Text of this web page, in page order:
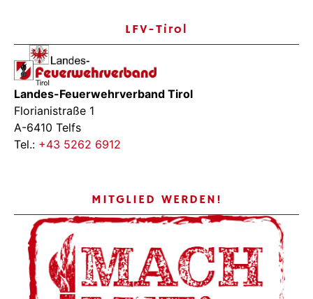
LFV-Tirol
Landes-Feuerwehrverband Tirol
Florianistraße 1
A-6410 Telfs
Tel.: +43 5262 6912
MITGLIED WERDEN!